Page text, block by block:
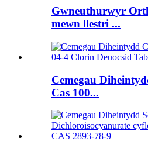
Gwneuthurwyr
mewn llestri ...
Cemegau
Cas 100...